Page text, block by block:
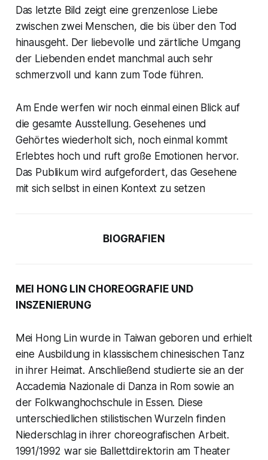
Das letzte Bild zeigt eine grenzenlose Liebe
zwischen zwei Menschen, die bis über den Tod
hinausgeht. Der liebevolle und zärtliche Umgang
der Liebenden endet manchmal auch sehr
schmerzvoll und kann zum Tode führen.
Am Ende werfen wir noch einmal einen Blick auf
die gesamte Ausstellung. Gesehenes und
Gehörtes wiederholt sich, noch einmal kommt
Erlebtes hoch und ruft große Emotionen hervor.
Das Publikum wird aufgefordert, das Gesehene
mit sich selbst in einen Kontext zu setzen
BIOGRAFIEN
MEI HONG LIN CHOREOGRAFIE UND
INSZENIERUNG
Mei Hong Lin wurde in Taiwan geboren und erhielt
eine Ausbildung in klassischem chinesischen Tanz
in ihrer Heimat. Anschließend studierte sie an der
Accademia Nazionale di Danza in Rom sowie an
der Folkwanghochschule in Essen. Diese
unterschiedlichen stilistischen Wurzeln finden
Niederschlag in ihrer choreografischen Arbeit.
1991/1992 war sie Ballettdirektorin am Theater